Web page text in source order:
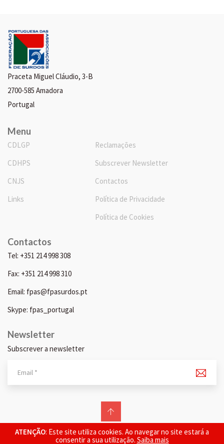
ATENÇÃO: Este site utiliza cookies. Ao navegar no site estará a
consentir a sua utilização. Saiba mais
Praceta Miguel Cláudio, 3-B
2700-585 Amadora
Portugal
Menu
CDLGP
CDHPS
CNJS
Links
Reclamações
Subscrever Newsletter
Contactos
Política de Privacidade
Política de Cookies
Contactos
Tel: +351 214 998 308
Fax: +351 214 998 310
Email: fpas@fpasurdos.pt
Skype: fpas_portugal
Newsletter
Subscrever a newsletter
© 2026 FPAS. Todos os direitos reservados.